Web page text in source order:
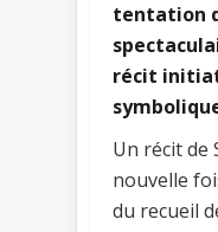
tentation
récit
Un récit de
nouvelle
du recueil